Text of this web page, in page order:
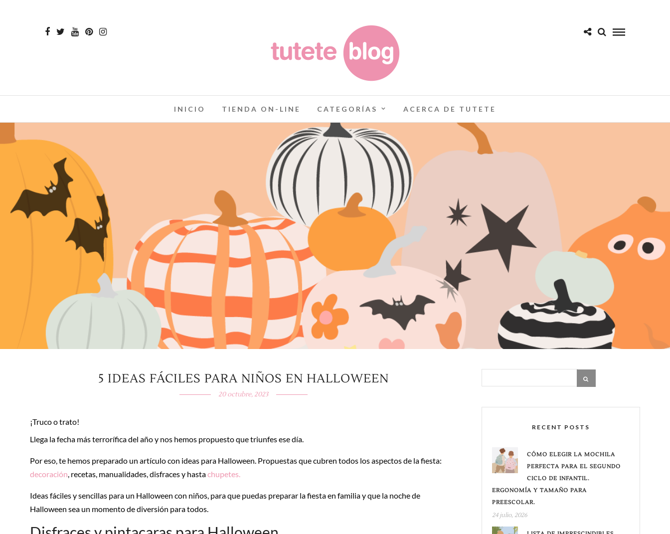
INICIO TIENDA ON-LINE CATEGORÍAS ACERCA DE TUTETE
5 IDEAS FÁCILES PARA NIÑOS EN HALLOWEEN
20 octubre, 2023
¡Truco o trato!
Llega la fecha más terrorífica del año y nos hemos propuesto que triunfes ese día.
Por eso, te hemos preparado un artículo con ideas para Halloween. Propuestas que cubren todos los aspectos de la fiesta:
decoración, recetas, manualidades, disfraces y hastachupetes.
Ideas fáciles y sencillas para un Halloween con niños, para que puedas preparar la fiesta en familia y que la noche de
Halloween sea un momento de diversión para todos.
RECENT POSTS
CÓMO ELEGIR LA MOCHILA
PERFECTA PARA EL SEGUNDO
CICLO DE INFANTIL.
ERGONOMÍA Y TAMAÑO PARA
PREESCOLAR.
24 julio, 2026